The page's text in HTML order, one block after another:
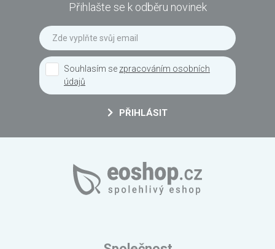
Přihlašte se k odběru novinek
Souhlasím se zpracováním osobních
údajů
PŘIHLÁSIT